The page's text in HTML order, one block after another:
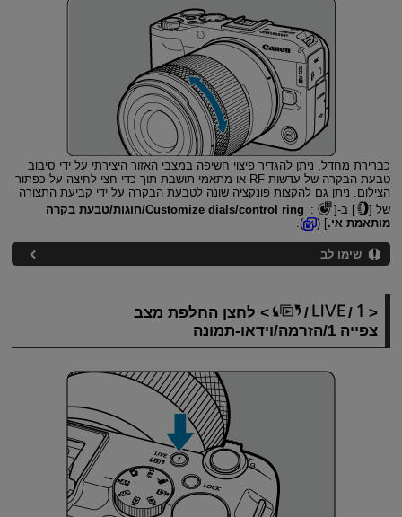
כברירת מחדל, ניתן להגדיר פיצוי חשיפה במצבי האזור היצירתי על ידי סיבוב
טבעת הבקרה של עדשות RF או מתאמי תושבת תוך כדי חצי לחיצה על כפתור
הצילום. ניתן גם להקצות פונקציה שונה לטבעת הבקרה על ידי קביעת התצורה
של [
] ב-[ :
Customize dials/control ring/חוגות/טבעת בקרה
מותאמת אי.] (
).
שימו לב
/
/
לחצן החלפת מצב
צפייה 1/הזרמה/וידאו-תמונה